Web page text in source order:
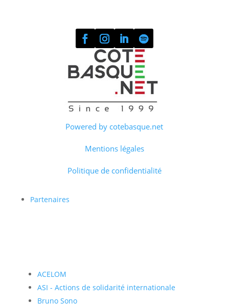
Powered by cotebasque.net
Mentions légales
Politique de confidentialité
Partenaires
ACELOM
ASI - Actions de solidarité internationale
Bruno Sono